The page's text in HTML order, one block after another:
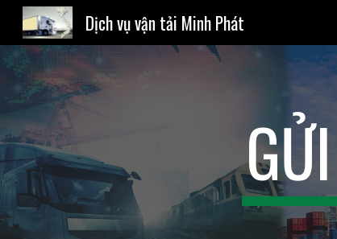
Dịch vụ vận tải Minh Phát